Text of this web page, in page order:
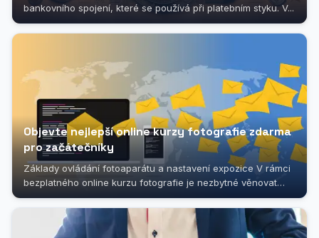
bankovního spojení, které se používá při platebním styku. V...
Objevte nejlepší online kurzy fotografie zdarma
pro začátečníky
Základy ovládání fotoaparátu a nastavení expozice V rámci
bezplatného online kurzu fotografie je nezbytné věnovat
pozornost základním...